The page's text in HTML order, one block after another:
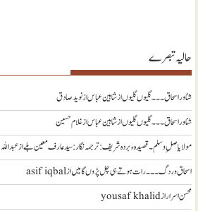
حالیہ تبصرے
شناور اسحاق ۔۔۔ گلیوں گلیوں از شاہین عباسازنويد صادق
شناور اسحاق ۔۔۔ گلیوں گلیوں از شاہین عباسازغلام حسین
مولا یا صلِ وسلم ۔قصیدہ ء بردہ شریف: ترجمہ نگار : سید عارف معین بلےازعبداللہ
اسحاق وردگ ۔۔۔ رات ہوتے ہی چل پڑوں گا میںازasif iqbal
محسن اسرارازyousaf khalid